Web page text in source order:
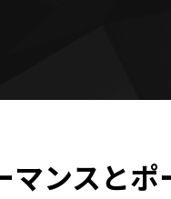
マンスと